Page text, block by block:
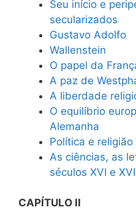
Seu início e
secularizados
Gustavo Adolfo
Wallenstein
O papel da
A paz de
A liberdade
O equilíbrio
Alemanha
Política e religião
As ciências, as
séculos XVI e
CAPÍTULO II